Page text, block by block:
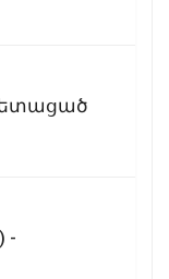
-